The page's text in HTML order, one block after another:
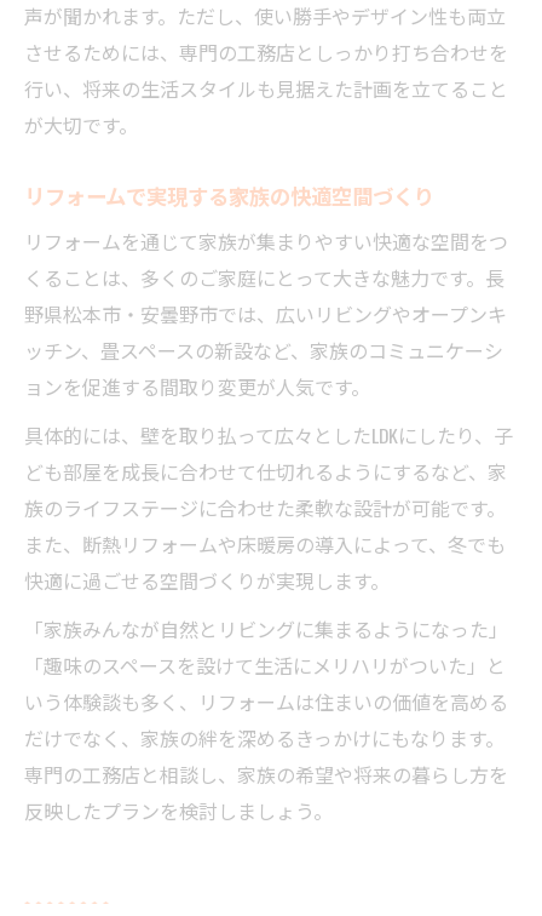
声が聞かれます。ただし、使い勝手やデザイン性も両立
させるためには、専門の工務店としっかり打ち合わせを
行い、将来の生活スタイルも見据えた計画を立てること
が大切です。
リフォームで実現する家族の快適空間づくり
リフォームを通じて家族が集まりやすい快適な空間をつ
くることは、多くのご家庭にとって大きな魅力です。長
野県松本市・安曇野市では、広いリビングやオープンキ
ッチン、畳スペースの新設など、家族のコミュニケーシ
ョンを促進する間取り変更が人気です。
具体的には、壁を取り払って広々としたLDKにしたり、子
ども部屋を成長に合わせて仕切れるようにするなど、家
族のライフステージに合わせた柔軟な設計が可能です。
また、断熱リフォームや床暖房の導入によって、冬でも
快適に過ごせる空間づくりが実現します。
「家族みんなが自然とリビングに集まるようになった」
「趣味のスペースを設けて生活にメリハリがついた」と
いう体験談も多く、リフォームは住まいの価値を高める
だけでなく、家族の絆を深めるきっかけにもなります。
専門の工務店と相談し、家族の希望や将来の暮らし方を
反映したプランを検討しましょう。